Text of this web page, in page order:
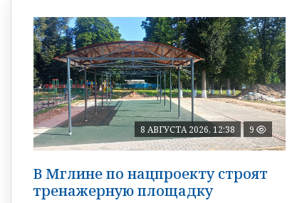
8 АВГУСТА 2026, 12:38 9
В Мглине по нацпроекту строят
тренажерную площадку